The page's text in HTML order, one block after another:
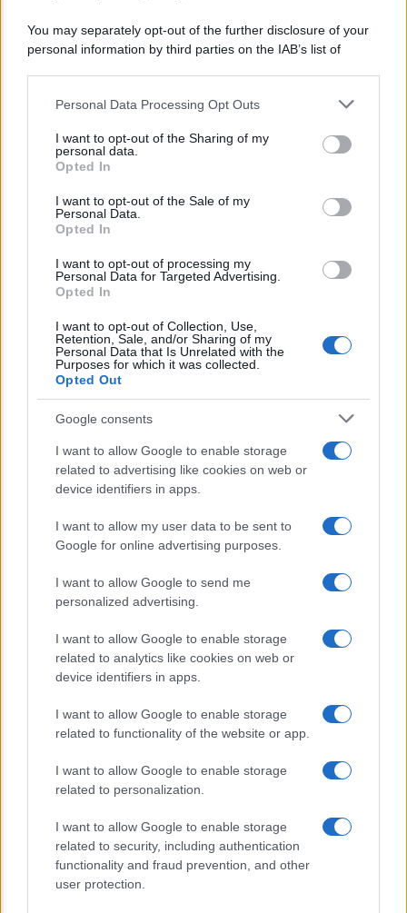
You may separately opt-out of the further disclosure of your
personal information by third parties on the IAB’s list of
This information may also be disclosed by us to third parties
disclose it to other third parties.
Please note that this website/app uses one or more Google
services and may gather and store information including but
not limited to your visit or usage behaviour. You may click to
grant or deny consent to Google and its third-party tags to
consent section.
Personal Data Processing Opt Outs
I want to opt-out of the Sharing of my
personal data.
Opted In
I want to opt-out of the Sale of my
Personal Data.
Opted In
I want to opt-out of processing my
Personal Data for Targeted Advertising.
Opted In
I want to opt-out of Collection, Use,
Retention, Sale, and/or Sharing of my
Personal Data that Is Unrelated with the
Purposes for which it was collected.
Opted Out
Google consents
I want to allow Google to enable storage
related to advertising like cookies on web or
device identifiers in apps.
I want to allow my user data to be sent to
Google for online advertising purposes.
I want to allow Google to send me
personalized advertising.
I want to allow Google to enable storage
related to analytics like cookies on web or
device identifiers in apps.
I want to allow Google to enable storage
related to functionality of the website or app.
I want to allow Google to enable storage
related to personalization.
I want to allow Google to enable storage
related to security, including authentication
functionality and fraud prevention, and other
user protection.
Emergenza climatica, Mattarella: “Siamo in
ritardo”
Lo sapevi che...
E’ morto Vittorio Prodi, fratello di
Giorgia Meloni nel tempio della politica
Sondaggi Politici: Meloni piace anche a
CHI SIAMO
© 2026 - TZETZE - P.IVA 04827280654 - TESTATA REGISTRATA AL
TRIBUNALE DI NOCERA INFERIORE N. 8/2020 - RG N. 1336/2020
Privacy e Notifiche